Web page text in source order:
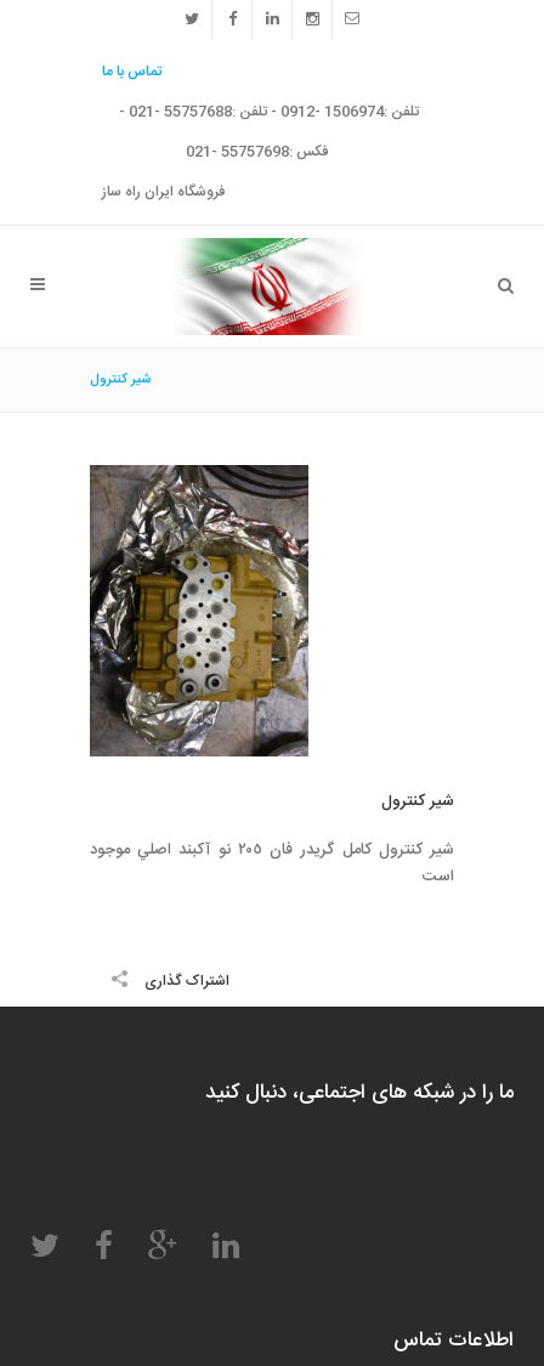
تماس با ما
تلفن :1506974 -0912 - تلفن :55757688 -021 -
فکس :55757698 -021
فروشگاه ایران راه ساز
شير كنترول
شير كنترول
شير كنترول كامل گريدر فان ٢٠٥ نو آكبند اصلي موجود
است
اشتراک گذاری
ما را در شبکه های اجتماعی، دنبال کنید
اطلاعات تماس